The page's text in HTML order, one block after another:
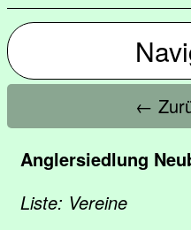
←
Anglersiedlung
Liste: Vereine